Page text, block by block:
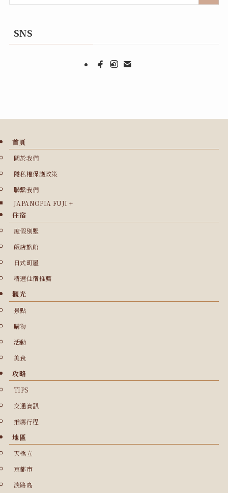
SNS
首頁
關於我們
隱私權保護政策
聯繫我們
JAPANOPIA FUJI +
住宿
度假別墅
飯店旅館
日式町屋
精選住宿推薦
觀光
景點
購物
活動
美食
攻略
TIPS
交通資訊
推薦行程
地區
天橋立
京都市
淡路島